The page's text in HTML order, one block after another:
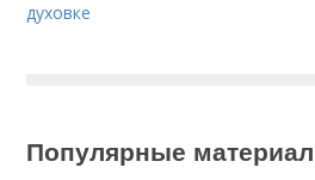
духовке
Популярные